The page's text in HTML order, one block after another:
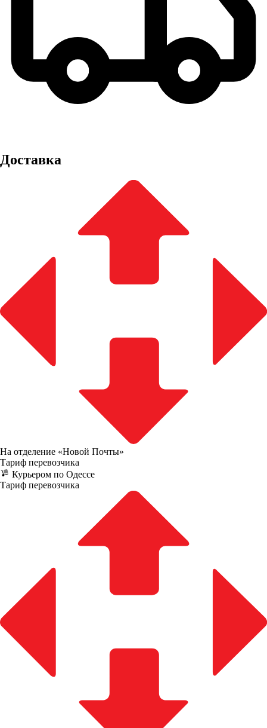
Доставка
На отделение «Новой Почты»
Тариф перевозчика
Курьером по Одессе
Тариф перевозчика